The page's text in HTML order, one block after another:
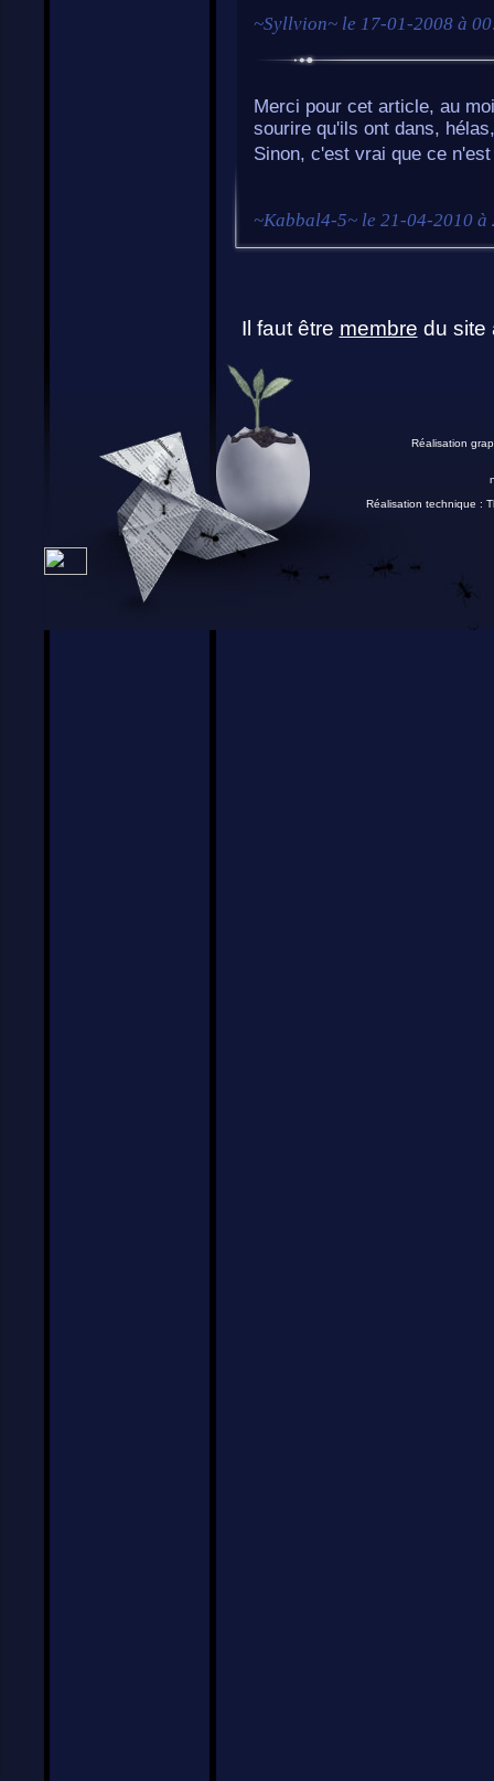
~Syllvion~ le 17-01-2008 à
Merci pour cet article, au
sourire qu'ils ont dans,
Sinon, c'est vrai que ce
~Kabbal4-5~ le 21-04-2010 à
Il faut être membre du site
Réalisation
Réalisation technique :